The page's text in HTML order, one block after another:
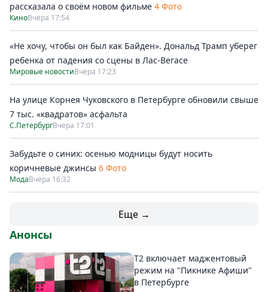
рассказала о своём новом фильме 4 Фото
КиноВчера 17:54
«Не хочу, чтобы он был как Байден». Дональд Трамп уберег
ребенка от падения со сцены в Лас-Вегасе
Мировые новостиВчера 17:23
На улице Корнея Чуковского в Петербурге обновили свыше
7 тыс. «квадратов» асфальта
С.ПетербургВчера 17:01
Забудьте о синих: осенью модницы будут носить
коричневые джинсы 6 Фото
МодаВчера 16:32
Еще →
Анонсы
Т2 включает маджентовый
режим на "Пикнике Афиши"
в Петербурге